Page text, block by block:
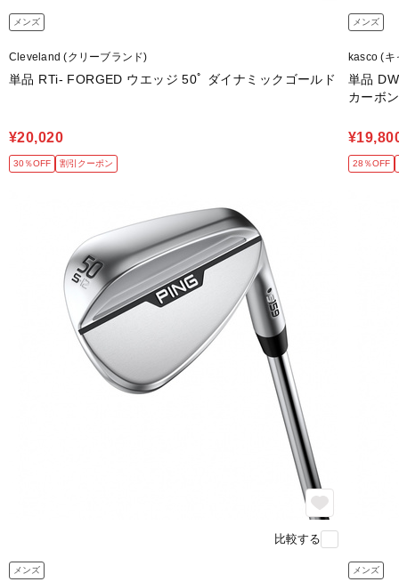
メンズ
Cleveland (クリーブランド)
単品 RTi- FORGED ウエッジ 50ﾟ ダイナミックゴールド
¥20,020
30％OFF 割引クーポン
メンズ
kasco (キ
単品
カーボ
28％OFF
比較する
メンズ メンズ